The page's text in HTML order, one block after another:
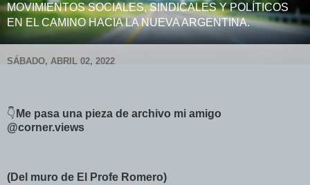
MOVIMIENTOS SOCIALES, SINDICALES Y POLÍTICOS
EN EL CAMINO HACIA LA NUEVA ARGENTINA.
SÁBADO, ABRIL 02, 2022
👇 Me pasa una pieza de archivo mi amigo
@corner.views
(Del muro de El Profe Romero)